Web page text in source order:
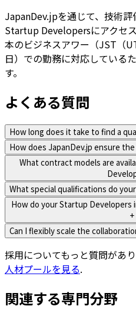
JapanDev.jpを通じて、技術
Startup Developersにアクセ
本のビジネスアワー（JST（
日）での勤務に対応している
す。
よくある質問
How long does it take to find a
How does JapanDev.jp ensure
What contract models are
What special qualifications do
How do your Startup
+
Can I flexibly scale the
採用についてもっと質問があ
人材プールを見る.
関連する専門分野